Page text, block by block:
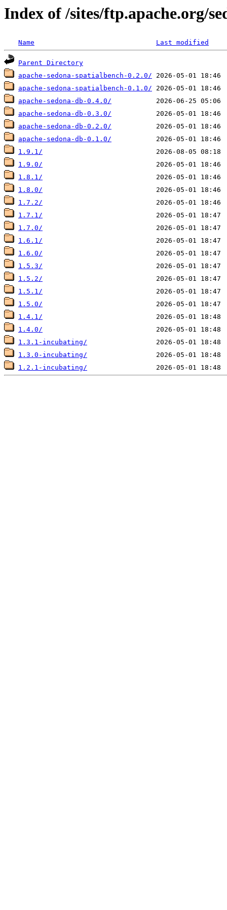
Index of /sites/ftp.apache.org/
Name Last modified
Parent Directory
apache-sedona-spatialbench-0.2.0/
apache-sedona-spatialbench-0.1.0/
apache-sedona-db-0.4.0/
apache-sedona-db-0.3.0/
apache-sedona-db-0.2.0/
apache-sedona-db-0.1.0/
1.9.1/
1.9.0/
1.8.1/
1.8.0/
1.7.2/
1.7.1/
1.7.0/
1.6.1/
1.6.0/
1.5.3/
1.5.2/
1.5.1/
1.5.0/
1.4.1/
1.4.0/
1.3.1-incubating/
1.3.0-incubating/
1.2.1-incubating/